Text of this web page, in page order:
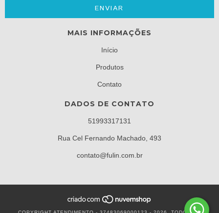
MAIS INFORMAÇÕES
Início
Produtos
Contato
DADOS DE CONTATO
51993317131
Rua Cel Fernando Machado, 493
contato@fulin.com.br